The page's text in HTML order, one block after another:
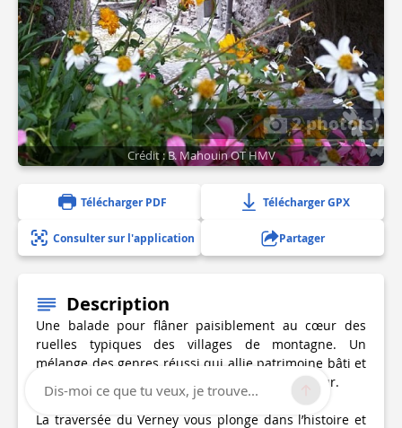
2 photo(s)
Crédit : B. Mahouin OT HMV
Télécharger PDF Télécharger GPX
Consulter sur l'application Partager
Description
Une balade pour flâner paisiblement au cœur des
ruelles typiques des villages de montagne. Un
mélange des genres réussi qui allie patrimoine bâti et
ambiance bucolique du Chemin du petit bonheur.
La traversée du Verney vous plonge dans l’histoire et
Dis-moi ce que tu veux, je trouve...